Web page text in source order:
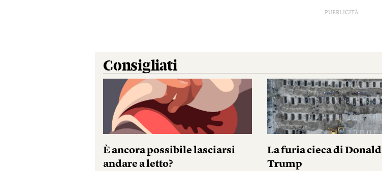
PUBBLICITÀ
Consigliati
È ancora possibile lasciarsi
andare a letto?
La furia cieca di Donald
Trump